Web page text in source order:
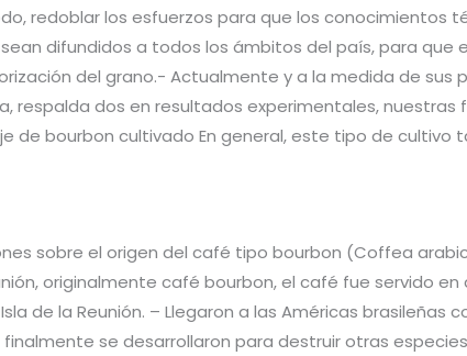
redoblar los esfuerzos para que los conocimientos
difundidos a todos los ámbitos del país, para
del grano.- Actualmente y a la medida de sus
respalda dos en resultados experimentales,
de bourbon cultivado En general, este tipo de
sobre el origen del café tipo bourbon (Coffea
originalmente café bourbon, el café fue servido en
de la Reunión. – Llegaron a las Américas brasileñas
se desarrollaron para destruir otras